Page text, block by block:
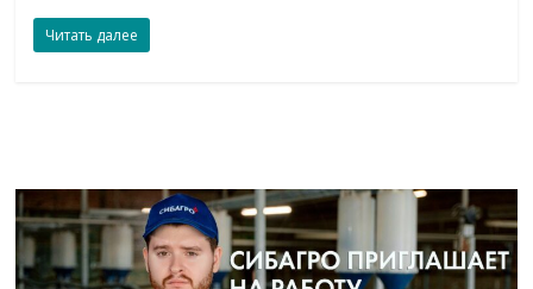
Читать далее